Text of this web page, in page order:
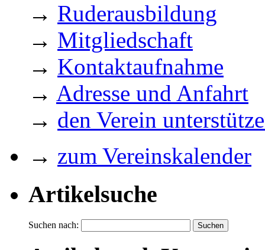
→ Ruderausbildung
→ Mitgliedschaft
→ Kontaktaufnahme
→ Adresse und Anfahrt
→ den Verein
→ zum Vereinskalender
Artikelsuche
Suchen nach: